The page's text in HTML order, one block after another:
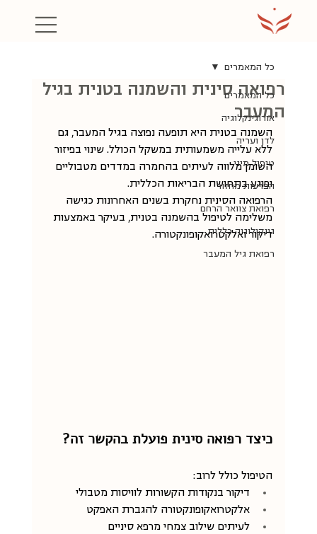
כל המאמרים
אורוגינקלוגיה
לדן ועריה
טיפול מיני
הפרעות מחזור
רפואת צוואר הרחם
גינקולוגיה כללית
רפואת גיל המעבר
כל המאמרים
רפואה סינית והשמנה בטנית בגיל
המעבר
השמנה בטנית היא תופעה נפוצה בגיל המעבר, גם
ללא עלייה משמעותית במשקל הכולל. שינוי בפיזור
השומן מלווה לעיתים בהחמרה במדדים מטבוליים
ופוגע בתחושת הבריאות הכללית.
הרפואה הסינית נחקרת בשנים האחרונות כגישה
משלימה לטיפול בהשמנה בטנית, בעיקר באמצעות
דיקור ואלקטרואקופונקטורה.
כיצד רפואה סינית פועלת בהקשר זה?
הטיפול כולל לרוב:
דיקור בנקודות הקשורות לוויסות מטבולי
אלקטרואקופונקטורה להגברת האפקט
לעיתים שילוב צמחי מרפא סיניים